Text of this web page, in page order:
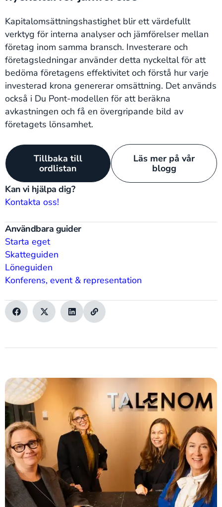
Kan vi hjälpa dig?
Kontakta oss!
Användbara guider
Starta eget
Skatteguiden
Löneguiden
Konferens, event & representation
Kapitalomsättningshastighet blir ett värdefullt
verktyg för interna analyser och jämförelser mellan
företag inom samma bransch. Investerare och
företagsledningar använder detta nyckeltal för att
bedöma företagens effektivitet och förstå hur varje
investerad krona genererar omsättning. Det används
också i Du Pont-modellen för att beräkna
avkastningen och få en övergripande bild av
företagets lönsamhet.
Tillbaka till
ordlistan
Läs mer på vår
blogg